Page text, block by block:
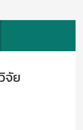
จัย